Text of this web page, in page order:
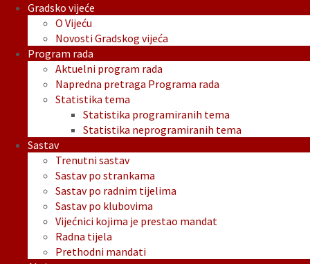
Gradsko vijeće
O Vijeću
Novosti Gradskog vijeća
Program rada
Aktuelni program rada
Napredna pretraga Programa rada
Statistika tema
Statistika programiranih tema
Statistika neprogramiranih tema
Sastav
Trenutni sastav
Sastav po strankama
Sastav po radnim tijelima
Sastav po klubovima
Vijećnici kojima je prestao mandat
Radna tijela
Prethodni mandati